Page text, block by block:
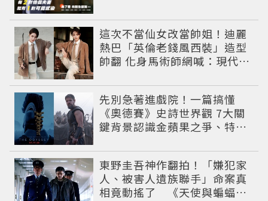
這次不當仙女改當帥姐！迪麗
熱巴「英倫老錢風西裝」造型
帥翻 化身馬術師網喊：現代版
先別急著進戲院！一篇搞懂
《奧德賽》史詩世界觀 7大關
鍵背景認識金蘋果之爭、特洛
東野圭吾神作翻拍！「嫌犯家
人、被害人遺族聯手」命案真
相竟動搖了 《天使與蝙蝠》